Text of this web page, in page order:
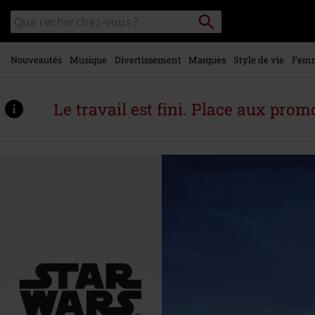
contenu
principal
Rechercher
sur
le
catalogue
Rechercher
Nouveautés Musique Divertissement Marques Style de vie
Le travail est fini. Place aux